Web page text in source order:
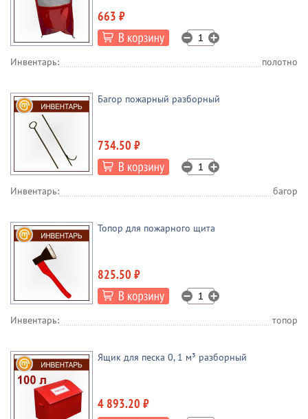
663 ₽
Инвентарь: полотно
Багор пожарный разборный
734.50 ₽
Инвентарь: багор
Топор для пожарного щита
825.50 ₽
Инвентарь: топор
Ящик для песка 0, 1 м³ разборный
4 893.20 ₽